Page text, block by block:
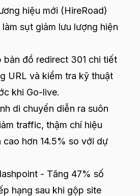
hiệu mới (HireRoad)
sụt giảm lưu lượng hiện
bản đồ redirect 301 chi tiết
URL và kiểm tra kỹ thuật
khi Go-live.
di chuyển diễn ra suôn
traffic, thậm chí hiệu
hơn 14.5% so với dự
- Tăng 47% số
hạng sau khi gộp site